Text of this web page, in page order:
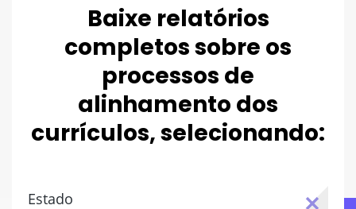
Baixe relatórios
completos sobre os
processos de
alinhamento dos
currículos, selecionando:
Estado